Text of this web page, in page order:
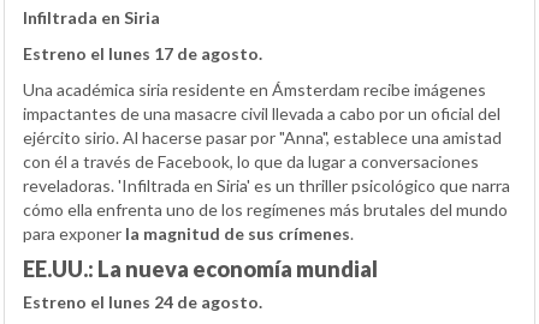
Infiltrada en Siria
Estreno el lunes 17 de agosto.
Una académica siria residente en Ámsterdam recibe imágenes
impactantes de una masacre civil llevada a cabo por un oficial del
ejército sirio. Al hacerse pasar por "Anna", establece una amistad
con él a través de Facebook, lo que da lugar a conversaciones
reveladoras. 'Infiltrada en Siria' es un thriller psicológico que narra
cómo ella enfrenta uno de los regímenes más brutales del mundo
para exponer la magnitud de sus crímenes.
EE.UU.: La nueva economía mundial
Estreno el lunes 24 de agosto.